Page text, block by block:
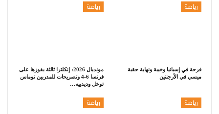
رياضة
فرحة في إسبانيا وخيبة ونهاية حقبة
ميسي في الأرجنتين
رياضة
مونديال 2026: إنكلترا ثالثة بفوزها على
فرنسا 6-4 وتصريحات للمدربين توماس
توخل وديدييه…
رياضة رياضة